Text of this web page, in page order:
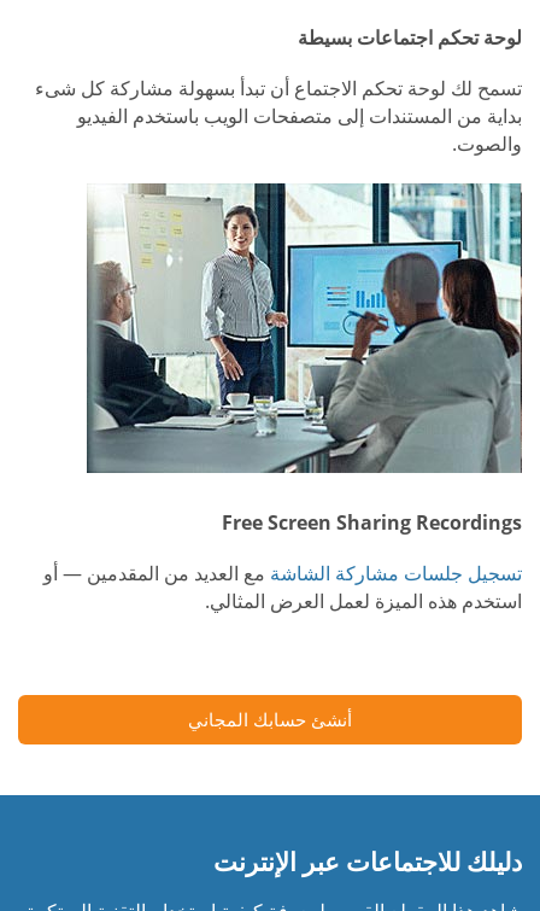
لوحة تحكم اجتماعات بسيطة
تسمح لك لوحة تحكم الاجتماع أن تبدأ بسهولة مشاركة كل شىء
بداية من المستندات إلى متصفحات الويب باستخدم الفيديو
والصوت.
Free Screen Sharing Recordings
تسجيل جلسات مشاركة الشاشة مع العديد من المقدمين — أو
استخدم هذه الميزة لعمل العرض المثالي.
أنشئ حسابك المجاني
دليلك للاجتماعات عبر الإنترنت